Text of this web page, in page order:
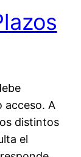
acceso. A
distintos
el